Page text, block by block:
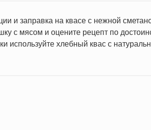
и заправка на квасе с нежной
с мясом и оцените рецепт по
используйте хлебный квас с